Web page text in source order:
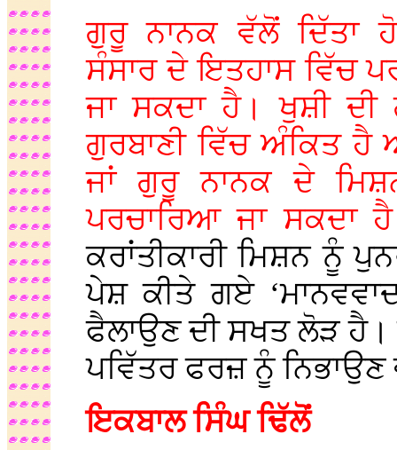
ਗੁਰੂ ਨਾਨਕ ਵੱਲੋਂ ਦਿੱਤਾ
ਸੰਸਾਰ ਦੇ ਇਤਹਾਸ ਵਿੱਚ
ਜਾ ਸਕਦਾ ਹੈ। ਖੁਸ਼ੀ
ਗੁਰਬਾਣੀ ਵਿੱਚ ਅੰਕਿਤ
ਜਾਂ ਗੁਰੂ ਨਾਨਕ ਦੇ
ਪਰਚਾਰਿਆ ਜਾ ਸਕਦਾ
ਕਰਾਂਤੀਕਾਰੀ ਮਿਸ਼ਨ ਨੂੰ
ਪੇਸ਼ ਕੀਤੇ ਗਏ
ਫੈਲਾਉਣ ਦੀ ਸਖਤ ਲੋੜ
ਪਵਿੱਤਰ ਫਰਜ਼ ਨੂੰ
ਇਕਬਾਲ ਸਿੰਘ ਢਿੱਲੋਂ